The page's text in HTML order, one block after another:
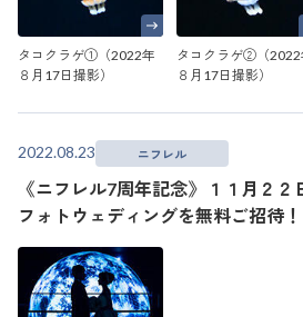
タコクラゲ①（2022年
８月17日撮影）
タコクラゲ②（2022
８月17日撮影）
2022.08.23 ニフレル
《ニフレル7周年記念》１１月２
フォトウェディングを無料ご招待！